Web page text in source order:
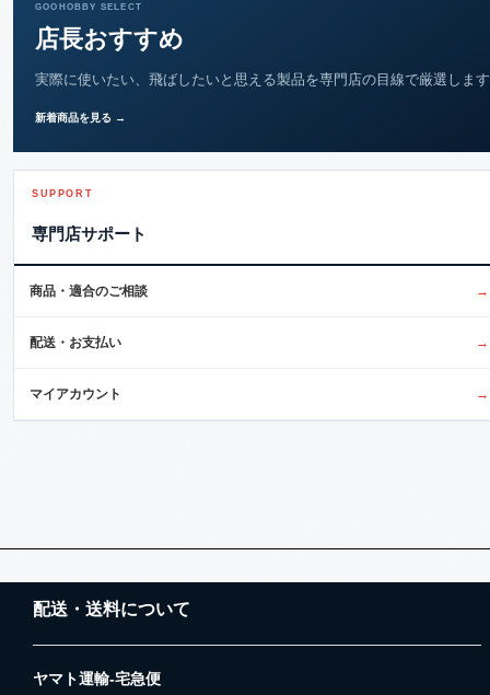
GOOHOBBY SELECT
店長おすすめ
実際に使いたい、飛ばしたいと思える製品を専門店の目線で厳選しま
新着商品を見る →
SUPPORT
専門店サポート
商品・適合のご相談 →
配送・お支払い →
マイアカウント →
配送・送料について
ヤマト運輸-宅急便